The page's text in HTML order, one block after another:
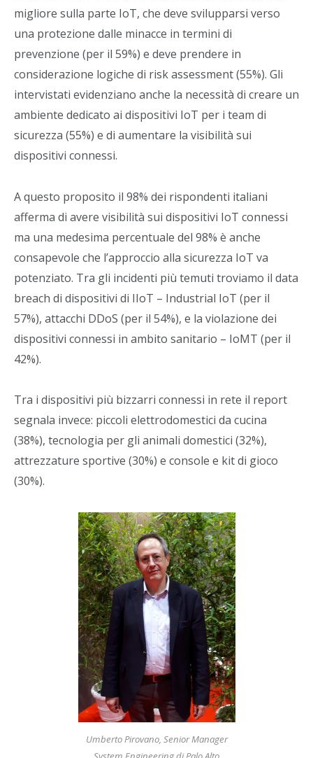
migliore sulla parte IoT, che deve svilupparsi verso
una protezione dalle minacce in termini di
prevenzione (per il 59%) e deve prendere in
considerazione logiche di risk assessment (55%). Gli
intervistati evidenziano anche la necessità di creare un
ambiente dedicato ai dispositivi IoT per i team di
sicurezza (55%) e di aumentare la visibilità sui
dispositivi connessi.
A questo proposito il 98% dei rispondenti italiani
afferma di avere visibilità sui dispositivi IoT connessi
ma una medesima percentuale del 98% è anche
consapevole che l’approccio alla sicurezza IoT va
potenziato. Tra gli incidenti più temuti troviamo il data
breach di dispositivi di IIoT – Industrial IoT (per il
57%), attacchi DDoS (per il 54%), e la violazione dei
dispositivi connessi in ambito sanitario – IoMT (per il
42%).
Tra i dispositivi più bizzarri connessi in rete il report
segnala invece: piccoli elettrodomestici da cucina
(38%), tecnologia per gli animali domestici (32%),
attrezzature sportive (30%) e console e kit di gioco
(30%).
Umberto Pirovano, Senior Manager